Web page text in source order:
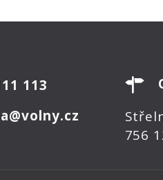
113
756